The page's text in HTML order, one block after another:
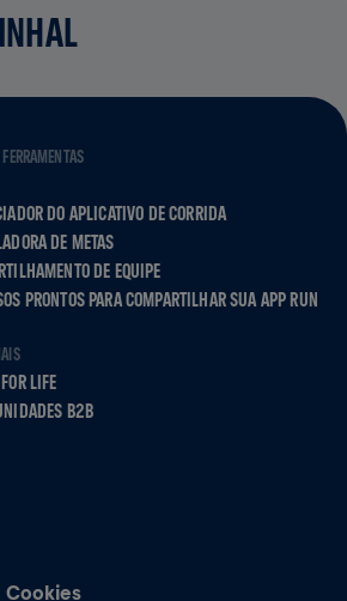
DO APLICATIVO DE CORRIDA
DE METAS
DE EQUIPE
PRONTOS PARA COMPARTILHAR SUA APP RUN
LIFE
B2B
Cookies